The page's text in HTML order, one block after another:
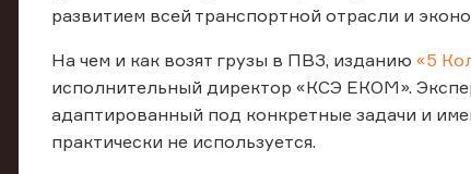
развитием всей транспортной отрасли и
На чем и как возят грузы в ПВЗ, изданию «5
исполнительный директор «КСЭ ЕКОМ».
адаптированный под конкретные задачи и
практически не используется.